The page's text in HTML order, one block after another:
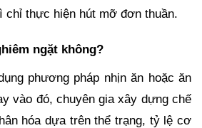
chỉ thực hiện hút mỡ đơn thuần.
ngặt không?
phương pháp nhịn ăn hoặc ăn
vào đó, chuyên gia xây dựng chế
hóa dựa trên thể trạng, tỷ lệ cơ